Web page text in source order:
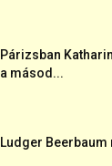
Párizsban
a másod...
Ludger